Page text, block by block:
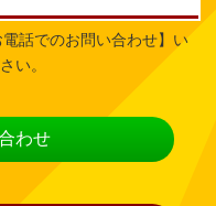
話でのお問い合わせ】い
い。
わせ